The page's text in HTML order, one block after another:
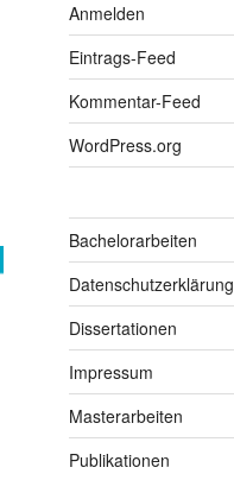
Anmelden
Eintrags-Feed
Kommentar-Feed
WordPress.org
Bachelorarbeiten
Datenschutzerklärung
Dissertationen
Impressum
Masterarbeiten
Publikationen